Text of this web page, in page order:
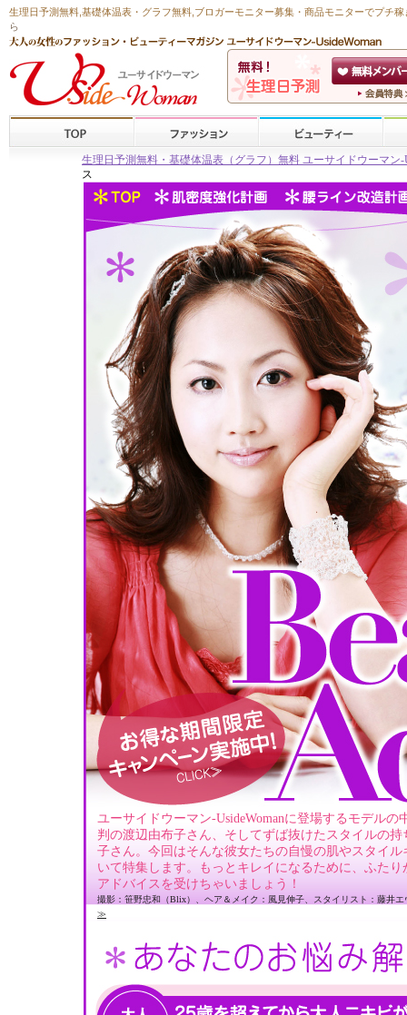
生理日予測無料 基礎体温表・グラフ無料 ,ブロガーモニター募集・商品モニターでプチ稼
ら
生理日予測無料・基礎体温表（グラフ）無料 ユーサイドウーマン-
ス
ユーサイドウーマン-UsideWomanに登場するモデルの
判の渡辺由布子さん、そしてずば抜けたスタイルの
子さん。今回はそんな彼女たちの自慢の肌やスタイル
いて特集します。もっとキレイになるために、ふた
アドバイスを受けちゃいましょう！
撮影：笹野忠和（Blix）、ヘア＆メイク：風見伸子、スタイリスト：藤井
≫